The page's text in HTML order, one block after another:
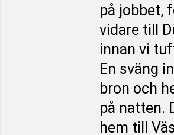
på jobbet,
vidare till
innan vi
En sväng
bron och
på natten.
hem till